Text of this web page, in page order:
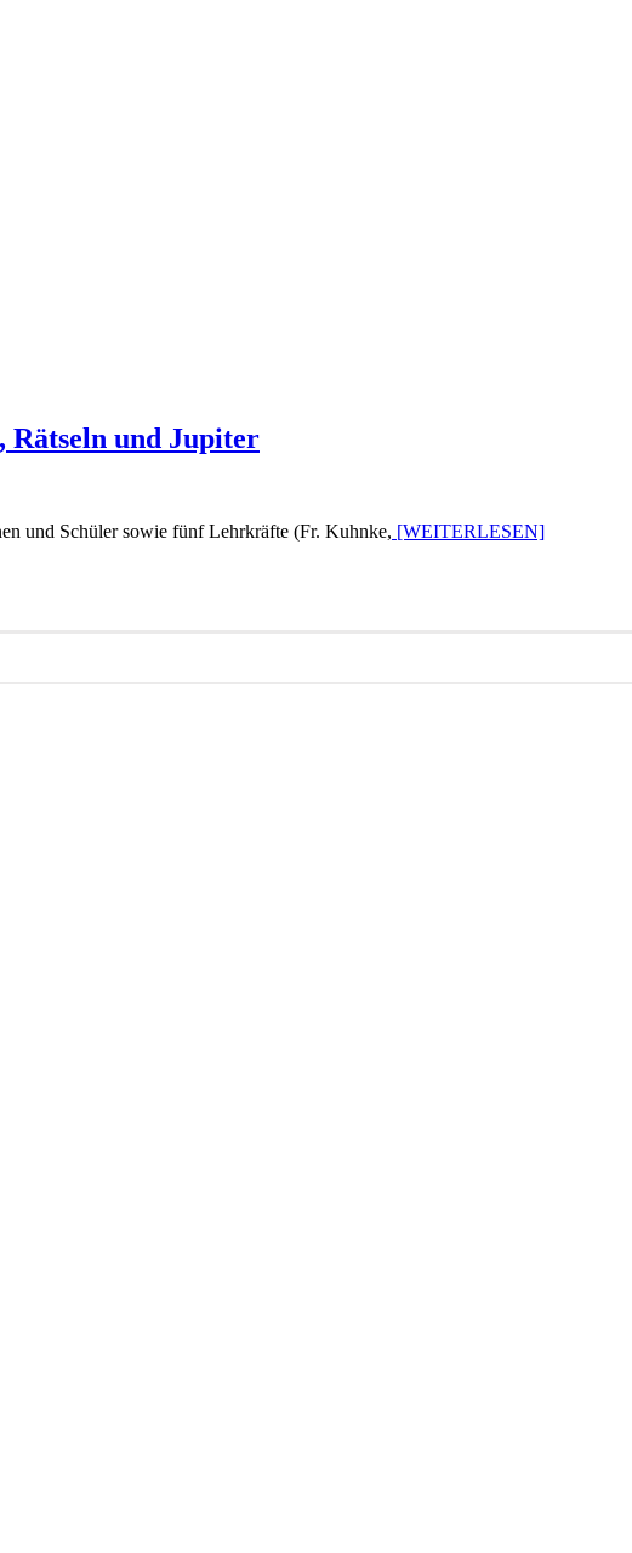
Rätseln und Jupiter
und Schüler sowie fünf Lehrkräfte (Fr. Kuhnke, [WEITERLESEN]